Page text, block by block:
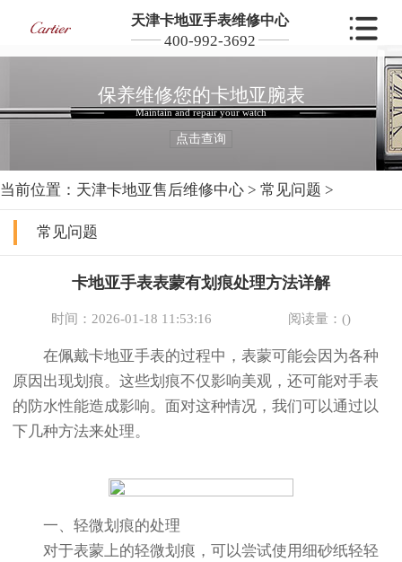
天津卡地亚手表维修中心
400-992-3692
保养维修您的卡地亚腕表
Maintain and repair your watch
点击查询
当前位置： 天津卡地亚售后维修中心 > 常见问题 >
常见问题
卡地亚手表表蒙有划痕处理方法详解
时间：2026-01-18 11:53:16 阅读量：()
在佩戴卡地亚手表的过程中，表蒙可能会因为各种
原因出现划痕。这些划痕不仅影响美观，还可能对手表
的防水性能造成影响。面对这种情况，我们可以通过以
下几种方法来处理。
一、轻微划痕的处理
对于表蒙上的轻微划痕，可以尝试使用细砂纸轻轻